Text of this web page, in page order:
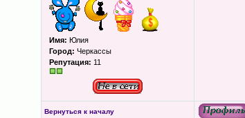
Имя: Юлия
Город: Черкассы
Репутация: 11
Вернуться к началу